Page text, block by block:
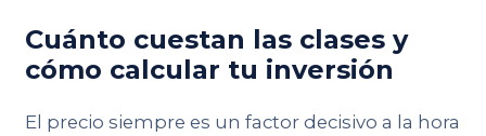
Cuánto cuestan las clases y
cómo calcular tu inversión
El precio siempre es un factor decisivo a la hora